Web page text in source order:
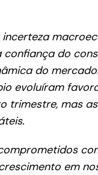
confiança do
do
evoluíram
trimestre, mas
em